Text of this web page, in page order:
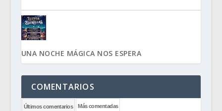
UNA NOCHE MÁGICA NOS ESPERA
COMENTARIOS
Últimos comentarios Más comentadas